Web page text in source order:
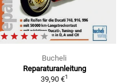
Bucheli
Reparaturanleitung
39,90 €1